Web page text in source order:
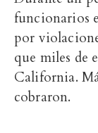
funcionarios
por
que miles de
California.
cobraron.